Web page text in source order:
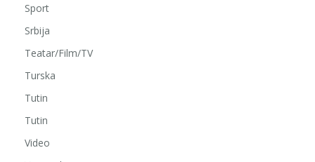
Sport
Srbija
Teatar/Film/TV
Turska
Tutin
Tutin
Video